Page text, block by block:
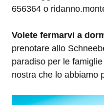
656364 o
Volete fermarvi a
prenotare allo
paradiso per le
nostra che lo abbiamo